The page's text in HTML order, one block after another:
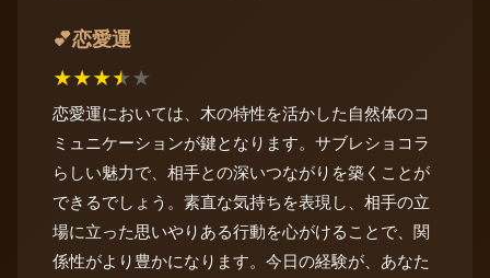
💕恋愛運
★★★★★
恋愛運においては、木の特性を活かした自然体のコ
ミュニケーションが鍵となります。サブレショコラ
らしい魅力で、相手との深いつながりを築くことが
できるでしょう。素直な気持ちを表現し、相手の立
場に立った思いやりある行動を心がけることで、関
係性がより豊かになります。今日の経験が、あなた